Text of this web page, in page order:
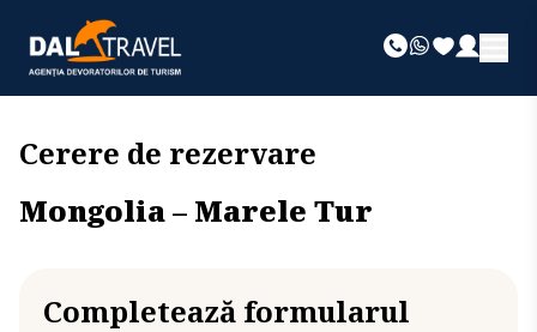
Cerere de rezervare
Mongolia – Marele Tur
Completează formularul